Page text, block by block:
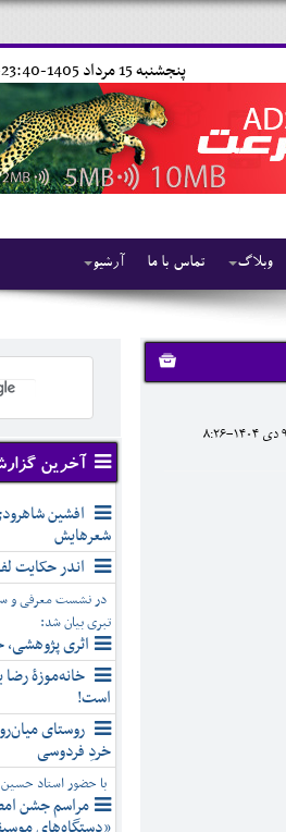
پنجشنبه 15 مرداد 1405-23:40-
آرشیو تماس با ما وبلاگ
آخرین
افشین
شعرهایش
اندر حکایت
در نشست معرفی و
تبری بیان شد:
اثری
خانه‌موزۀ رضا
است!
روستای
خردِ فردوسی
با حضور استاد حسین
مراسم جشن